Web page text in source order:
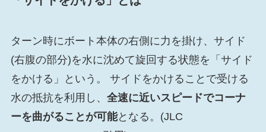
ターン時にボート本体の右側に力を掛け、サイド
(右腹の部分)を水に沈めて旋回する状態を「サイド
をかける」という。 サイドをかけることで受ける
水の抵抗を利用し、 全速に近いスピードでコーナ
ーを曲がることが可能となる。(JLC